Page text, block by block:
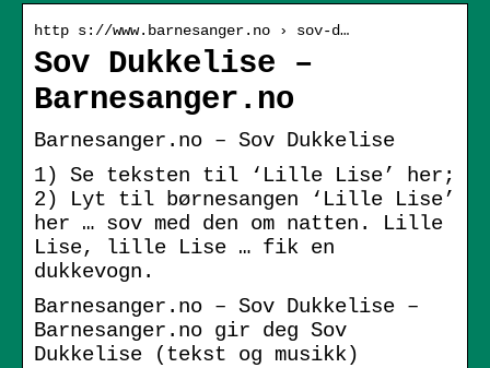
http s://www.barnesanger.no › sov-d…
Sov Dukkelise –
Barnesanger.no
Barnesanger.no – Sov Dukkelise
1) Se teksten til ‘Lille Lise’ her;
2) Lyt til børnesangen ‘Lille Lise’
her … sov med den om natten. Lille
Lise, lille Lise … fik en
dukkevogn.
Barnesanger.no – Sov Dukkelise –
Barnesanger.no gir deg Sov
Dukkelise (tekst og musikk)